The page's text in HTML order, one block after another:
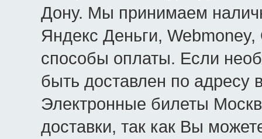
Дону. Мы принимаем
Яндекс Деньги,
способы оплаты. Если
быть доставлен по адресу
Электронные билеты
доставки, так как Вы